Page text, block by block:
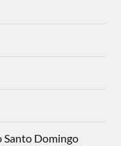
Santo Domingo